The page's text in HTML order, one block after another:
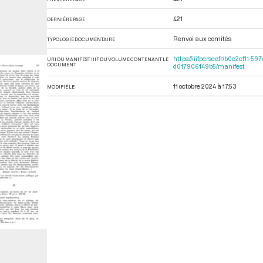
DERNIÈRE PAGE 421
TYPOLOGIE DOCUMENTAIRE Renvoi aux comités
URI DU MANIFEST IIIF DU VOLUME CONTENANT LE
DOCUMENT
https://iiif.persee.fr/b0e2cf11-
d017906149b5/manifest
MODIFIÉ LE 11 octobre 2024 à 17:53